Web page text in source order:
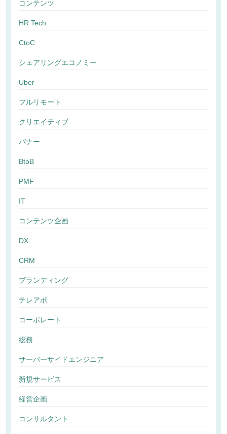
コンテンツ
HR Tech
CtoC
シェアリングエコノミー
Uber
フルリモート
クリエイティブ
バナー
BtoB
PMF
IT
コンテンツ企画
DX
CRM
ブランディング
テレアポ
コーポレート
総務
サーバーサイドエンジニア
新規サービス
経営企画
コンサルタント